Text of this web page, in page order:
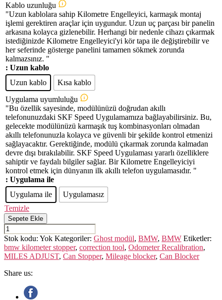
Kablo uzunluğu
"Uzun kablolara sahip Kilometre Engelleyici, karmaşık montaj
işlemi gerektiren araçlar için uygundur. Uzun uç parçası bir panelin
arkasına kolayca gizlenebilir. Herhangi bir nedenle cihazı çıkarmak
istediğinizde Kilometre Engelleyici'yi kör tapa ile değiştirebilir ve
her seferinde gösterge panelini tamamen sökmek zorunda
kalmazsınız. "
: Uzun kablo
Uzun kablo
Kısa kablo
Uygulama uyumluluğu
"Bu özellik sayesinde, modülünüzü doğrudan akıllı
telefonunuzdaki SKF Speed Uygulamamıza bağlayabilirsiniz. Bu,
gelecekte modülünüzü karmaşık tuş kombinasyonları olmadan
akıllı telefonunuzla kolayca ve güvenli bir şekilde kontrol etmenizi
sağlayacaktır. Gerektiğinde, modülü çıkarmak zorunda kalmadan
devre dışı bırakılabilir. SKF Speed Uygulaması yararlı özelliklere
sahiptir ve faydalı bilgiler sağlar. Bir Kilometre Engelleyiciyi
kontrol etmek için dünyanın ilk akıllı telefon uygulamasıdır. "
: Uygulama ile
Uygulama ile
Uygulamasız
Temizle
Sepete Ekle
BMW
7ER
G11/G12
adet
Stok kodu: Yok Kategoriler: Ghost modül, BMW, BMW Etiketler:
bmw kilometer stopper, correction tool, Odometer Recalibration,
MILES ADJUST, Can Stopper, Mileage blocker, Can Blocker
Share us: